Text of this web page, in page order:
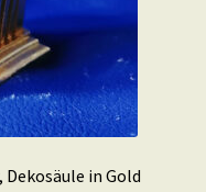
Dekosäule in Gold